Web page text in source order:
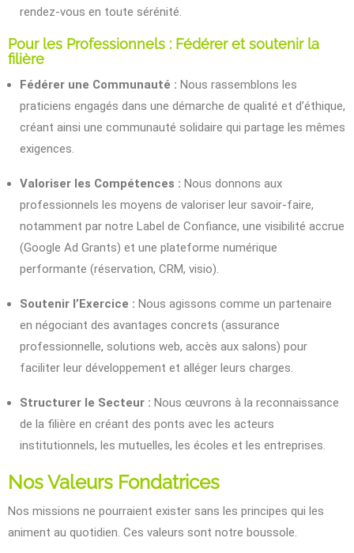
rendez-vous en toute sérénité.
Pour les Professionnels : Fédérer et soutenir la
filière
Fédérer une Communauté : Nous rassemblons les
praticiens engagés dans une démarche de qualité et d’éthique,
créant ainsi une communauté solidaire qui partage les mêmes
exigences.
Valoriser les Compétences : Nous donnons aux
professionnels les moyens de valoriser leur savoir-faire,
notamment par notre Label de Confiance, une visibilité accrue
(Google Ad Grants) et une plateforme numérique
performante (réservation, CRM, visio).
Soutenir l’Exercice : Nous agissons comme un partenaire
en négociant des avantages concrets (assurance
professionnelle, solutions web, accès aux salons) pour
faciliter leur développement et alléger leurs charges.
Structurer le Secteur : Nous œuvrons à la reconnaissance
de la filière en créant des ponts avec les acteurs
institutionnels, les mutuelles, les écoles et les entreprises.
Nos Valeurs Fondatrices
Nos missions ne pourraient exister sans les principes qui les
animent au quotidien. Ces valeurs sont notre boussole.